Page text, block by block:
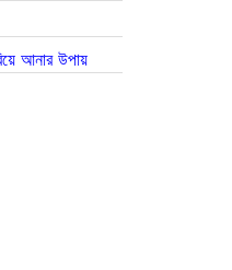
আনার উপায়